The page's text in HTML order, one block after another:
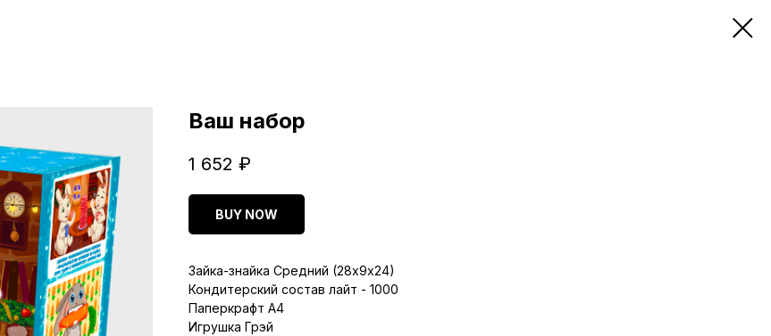
Ваш набор
1 652 ₽
BUY NOW
Зайка-знайка Средний (28х9х24)
Кондитерский состав лайт - 1000
Паперкрафт A4
Игрушка Грэй